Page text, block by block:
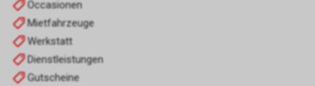
Occasionen
Mietfahrzeuge
Werkstatt
Dienstleistungen
Gutscheine